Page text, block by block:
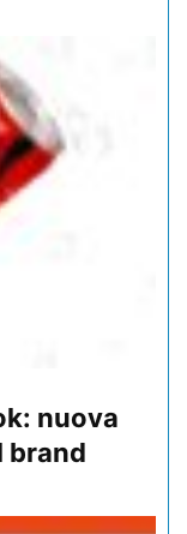
nuova
brand